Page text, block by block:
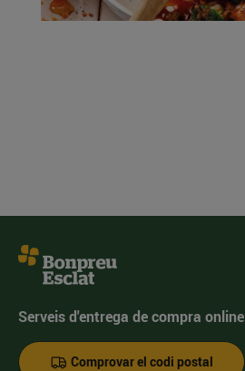
Serveis d'entrega de compra online
Comprovar el codi postal